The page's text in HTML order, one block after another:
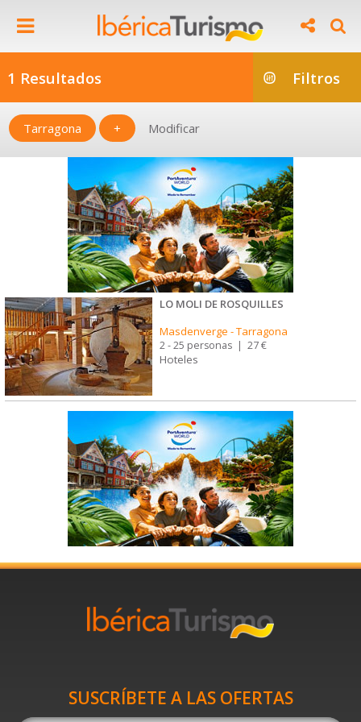
1 Resultados Filtros
Tarragona + Modificar
LO MOLI DE ROSQUILLES
Masdenverge -Tarragona
2 - 25 personas | 27 €
Hoteles
SUSCRÍBETE A LAS OFERTAS